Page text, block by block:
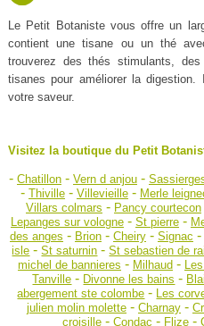
Le Petit Botaniste vous offre un
contient une tisane ou un thé
trouverez des thés stimulants,
tisanes pour améliorer la
votre saveur.
Visitez la boutique du Petit
- Chatillon- Vern d anjou-
- Thiville- Villevieille- Merle
Villars colmars - Pancy courtecon
Lepanges sur vologne- St pierre-
des anges - Brion- Cheiry- Signac -
isle -St saturnin -St sebastien de
michel de bannieres - Milhaud-
Tanville - Divonne les bains -
abergement ste colombe - Les
julien molin molette- Charnay-
croisille- Condac - Flize-